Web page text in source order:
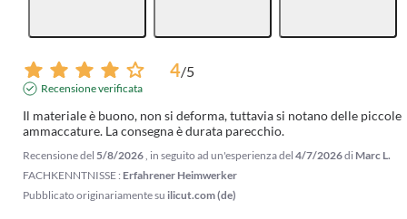
4/5
Recensione verificata
Il materiale è buono, non si deforma, tuttavia si notano delle piccole
ammaccature. La consegna è durata parecchio.
Recensione del 5/8/2026 , in seguito ad un'esperienza del 4/7/2026di Marc L.
FACHKENNTNISSE : Erfahrener Heimwerker
Pubblicato originariamente su ilicut.com (de)